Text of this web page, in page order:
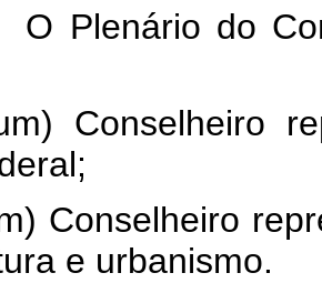
Plenário do
Conselheiro
Conselheiro
e urbanismo.